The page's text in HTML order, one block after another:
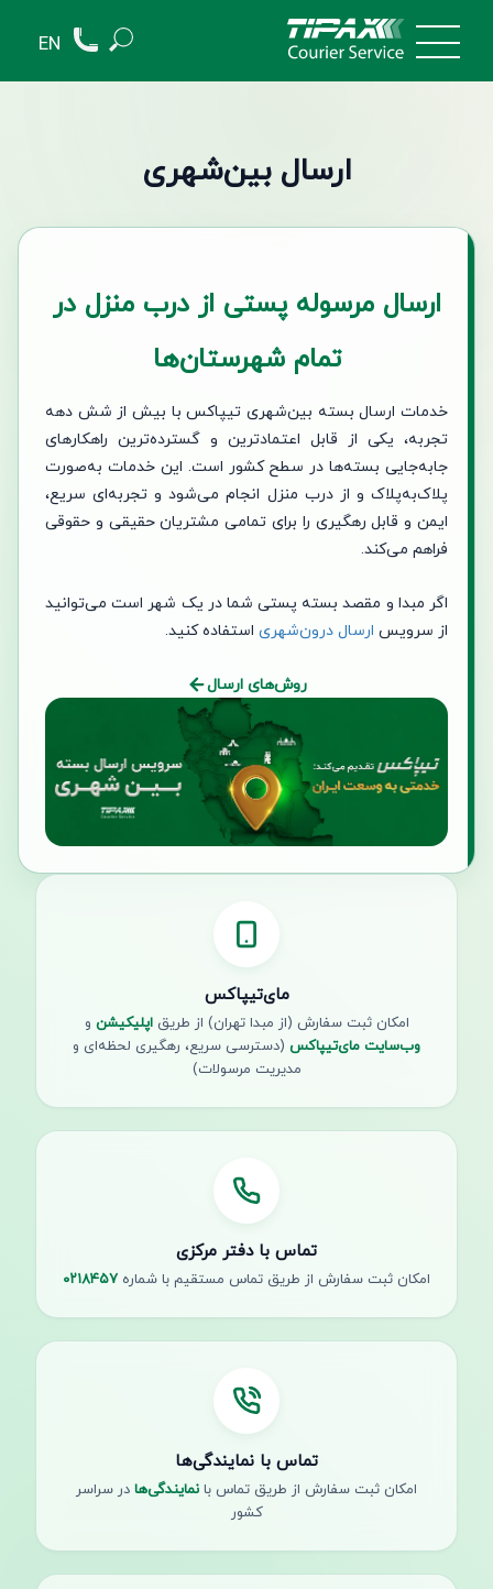
EN
ارسال بین‌شهری
ارسال مرسوله پستی از درب منزل در
تمام شهرستان‌ها
خدمات ارسال بسته بین‌شهری تیپاکس با بیش از شش دهه
تجربه، یکی از قابل اعتمادترین و گسترده‌ترین راهکارهای
جابه‌جایی بسته‌ها در سطح کشور است. این خدمات به‌صورت
پلاک‌به‌پلاک و از درب منزل انجام می‌شود و تجربه‌ای سریع،
ایمن و قابل رهگیری را برای تمامی مشتریان حقیقی و حقوقی
فراهم می‌کند.
اگر مبدا و مقصد بسته پستی شما در یک شهر است می‌توانید
از سرویس ارسال درون‌شهری استفاده کنید.
روش‌های ارسال
مای‌تیپاکس
امکان ثبت سفارش (از مبدا تهران) از طریقاپلیکیشن و
وب‌سایت مای‌تیپاکس (دسترسی سریع، رهگیری لحظه‌ای و
مدیریت مرسولات)
تماس با دفتر مرکزی
امکان ثبت سفارش از طریق تماس مستقیم با شماره ۰۲۱۸۴۵۷
تماس با نمایندگی‌ها
امکان ثبت سفارش از طریق تماس بانمایندگی‌هادر سراسر
کشور